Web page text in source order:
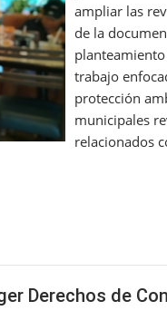
ampliar las
de la
trabajo
protección
municipales
relacionados
Derechos de